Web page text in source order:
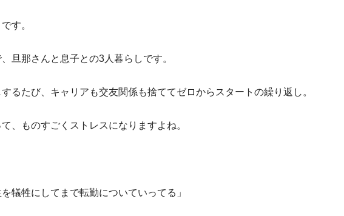
す。
旦那さんと息子との3人暮らしです。
るたび、キャリアも交友関係も捨ててゼロからスタートの繰り返し。
、ものすごくストレスになりますよね。
犠牲にしてまで転勤についていってる」